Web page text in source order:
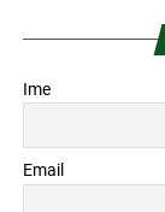
Ime
Email